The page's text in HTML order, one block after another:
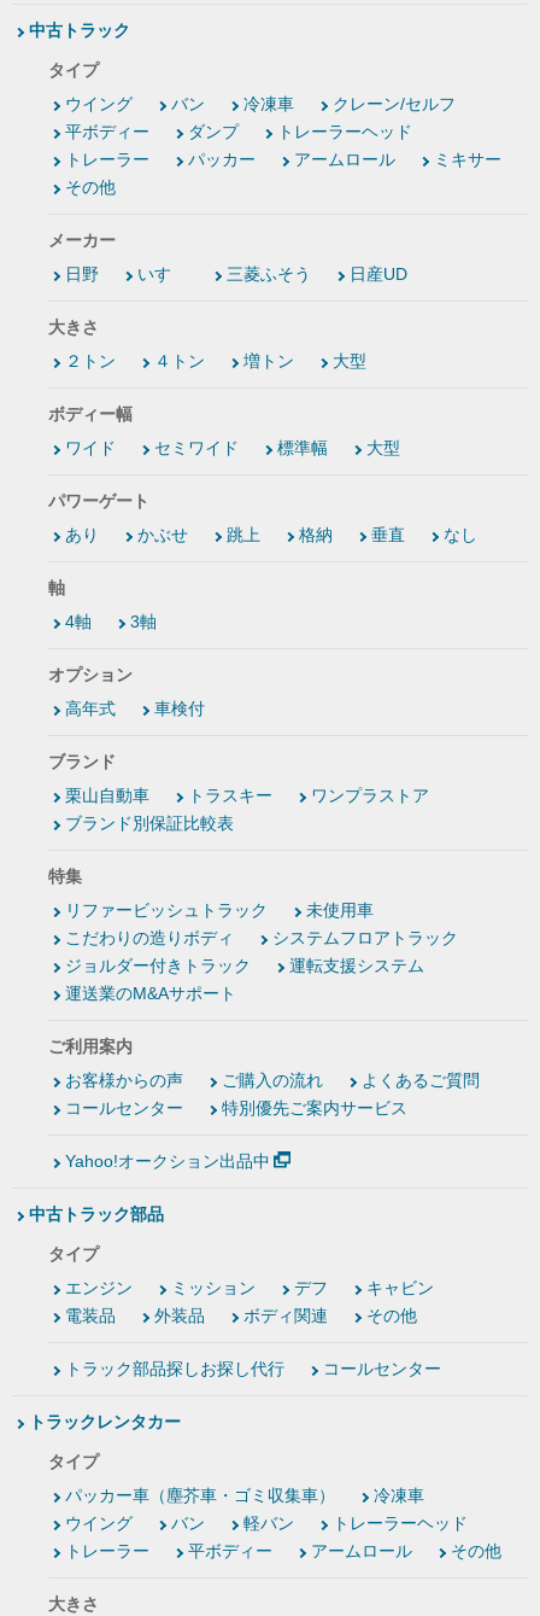
中古トラック
タイプ
ウイング
バン 冷凍車
クレーン/セルフ
平ボディー
ダンプ
トレーラーヘッド
トレーラー
パッカー アームロール
ミキサー
その他
メーカー
日野
いすゞ 三菱ふそう 日産UD
大きさ
２トン
４トン 増トン 大型
ボディー幅
ワイド
セミワイド 標準幅 大型
パワーゲート
あり
かぶせ 跳上 格納 垂直 なし
軸
4軸
3軸
オプション
高年式
車検付
ブランド
栗山自動車
トラスキー
ワンプラストア
ブランド別保証比較表
特集
リファービッシュトラック
未使用車
こだわりの造りボディ
システムフロアトラック
ジョルダー付きトラック
運転支援システム
運送業のM&Aサポート
ご利用案内
お客様からの声
ご購入の流れ
よくあるご質問
コールセンター
特別優先ご案内サービス
Yahoo!オークション出品中
中古トラック部品
タイプ
エンジン
ミッション デフ
キャビン
電装品
外装品 ボディ関連 その他
トラック部品探しお探し代行 コールセンター
トラックレンタカー
タイプ
パッカー車（塵芥車・ゴミ収集車）
冷凍車
ウイング
バン 軽バン
トレーラーヘッド
トレーラー
平ボディー アームロール その他
大きさ